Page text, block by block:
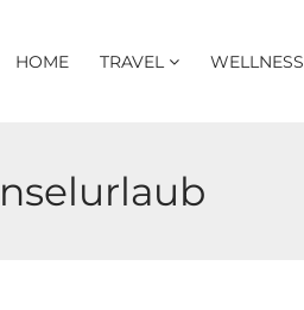
HOME TRAVEL WELLNESS
Inselurlaub